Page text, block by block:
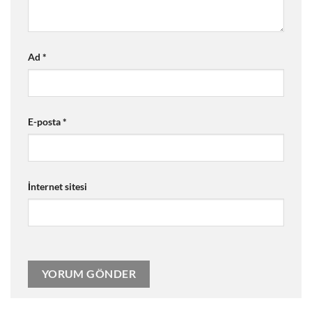
Ad *
E-posta*
İnternet sitesi